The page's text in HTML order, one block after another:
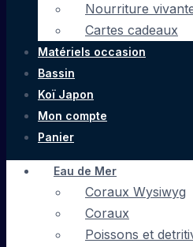
Nourriture
Cartes cadeaux
Matériels occasion
Bassin
Koï Japon
Mon compte
Panier
Eau de Mer
Coraux Wysiwyg
Coraux
Poissons et